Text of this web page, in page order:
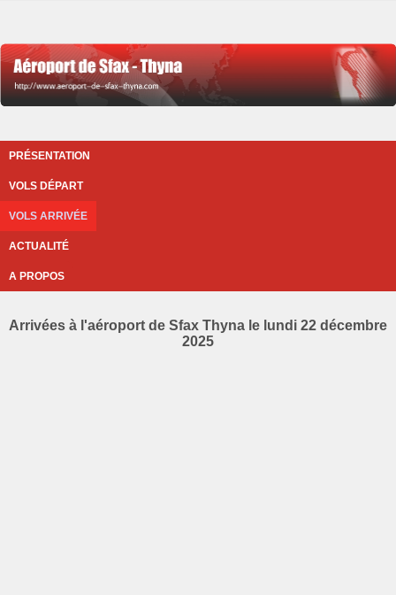
PRÉSENTATION
VOLS DÉPART
VOLS ARRIVÉE
ACTUALITÉ
A PROPOS
Arrivées à l'aéroport de Sfax Thyna le lundi 22 décembre
2025